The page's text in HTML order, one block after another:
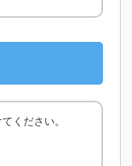
ください。